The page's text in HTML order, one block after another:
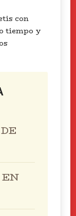
con
tiempo y